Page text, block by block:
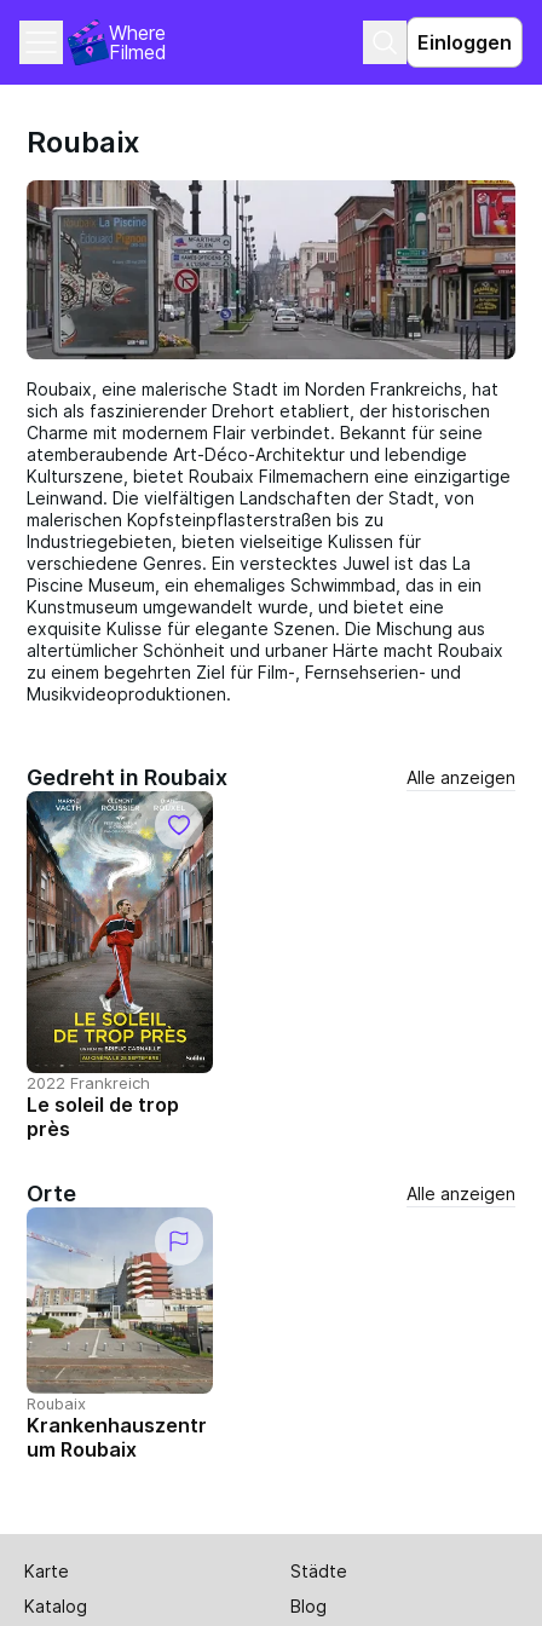
Where
Filmed
Einloggen
Roubaix
Roubaix, eine malerische Stadt im Norden Frankreichs, hat
sich als faszinierender Drehort etabliert, der historischen
Charme mit modernem Flair verbindet. Bekannt für seine
atemberaubende Art-Déco-Architektur und lebendige
Kulturszene, bietet Roubaix Filmemachern eine einzigartige
Leinwand. Die vielfältigen Landschaften der Stadt, von
malerischen Kopfsteinpflasterstraßen bis zu
Industriegebieten, bieten vielseitige Kulissen für
verschiedene Genres. Ein verstecktes Juwel ist das La
Piscine Museum, ein ehemaliges Schwimmbad, das in ein
Kunstmuseum umgewandelt wurde, und bietet eine
exquisite Kulisse für elegante Szenen. Die Mischung aus
altertümlicher Schönheit und urbaner Härte macht Roubaix
zu einem begehrten Ziel für Film-, Fernsehserien- und
Musikvideoproduktionen.
Gedreht in Roubaix Alle anzeigen
2022 Frankreich
Le soleil de trop
près
Orte Alle anzeigen
Roubaix
Krankenhauszentr
um Roubaix
Karte
Städte
Katalog
Blog